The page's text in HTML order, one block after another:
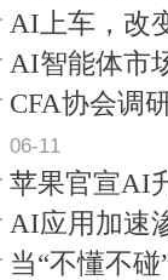
AI上车，改
AI智能体市
CFA协会调
06-11
苹果官宣AI
AI应用加速
当“不懂不